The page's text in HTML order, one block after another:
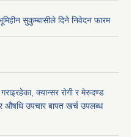
सुकुम्बासीले दिने निवेदन फारम
क्यान्सर रोगी र मेरुदण्ड
र औषधि उपचार बापत खर्च उपलब्ध